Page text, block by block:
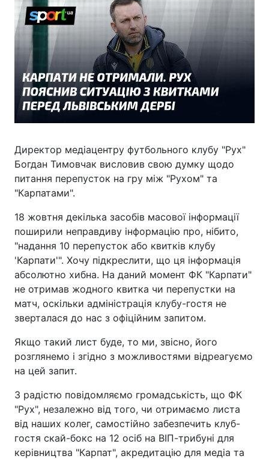
Директор медіацентру футбольного клубу "Рух"
Богдан Тимовчак висловив свою думку щодо
питання перепусток на гру між "Рухом" та
"Карпатами".
18 жовтня декілька засобів масової інформації
поширили неправдиву інформацію про, нібито,
"надання 10 перепусток або квитків клубу
'Карпати'". Хочу підкреслити, що ця інформація
абсолютно хибна. На даний момент ФК "Карпати"
не отримав жодного квитка чи перепустки на
матч, оскільки адміністрація клубу-гостя не
зверталася до нас з офіційним запитом.
Якщо такий лист буде, то ми, звісно, його
розглянемо і згідно з можливостями відреагуємо
на цей запит.
З радістю повідомляємо громадськість, що ФК
"Рух", незалежно від того, чи отримаємо листа
від наших колег, самостійно забезпечить клуб-
гостя скай-бокс на 12 осіб на ВІП-трибуні для
керівництва "Карпат", акредитацію для медіа та